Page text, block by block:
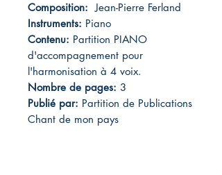
Composition: Jean-Pierre Ferland
Instruments: Piano
Contenu: Partition PIANO
d'accompagnement pour
l'harmonisation à 4 voix.
Nombre de pages: 3
Publié par: Partition de Publications
Chant de mon pays